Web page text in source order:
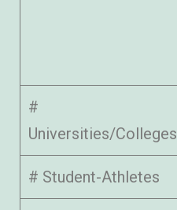
#
Universities/Colleges
# Student-Athletes